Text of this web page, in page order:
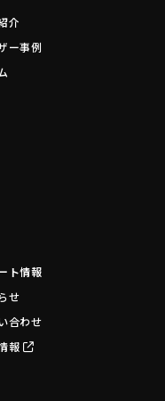
介
ー事例
ト情報
せ
合わせ
報